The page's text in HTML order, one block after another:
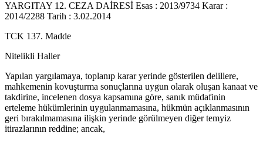
YARGITAY 12. CEZA DAİRESİ Esas : 2013/9734 Karar :
2014/2288 Tarih : 3.02.2014
TCK 137. Madde
Nitelikli Haller
Yapılan yargılamaya, toplanıp karar yerinde gösterilen delillere,
mahkemenin kovuşturma sonuçlarına uygun olarak oluşan kanaat ve
takdirine, incelenen dosya kapsamına göre, sanık müdafinin
erteleme hükümlerinin uygulanmamasına, hükmün açıklanmasının
geri bırakılmamasına ilişkin yerinde görülmeyen diğer temyiz
itirazlarının reddine; ancak,